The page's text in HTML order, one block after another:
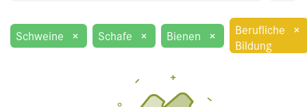
Schweine × Schafe × Bienen ×
Berufliche
Bildung
×